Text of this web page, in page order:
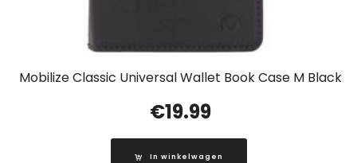
Mobilize Classic Universal Wallet Book Case M Black
€19.99
In winkelwagen